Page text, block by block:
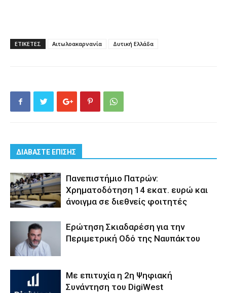
ΕΤΙΚΕΤΕΣ Αιτωλοακαρνανία Δυτική Ελλάδα
ΔΙΑΒΑΣΤΕ ΕΠΙΣΗΣ
Πανεπιστήμιο Πατρών:
Χρηματοδότηση 14 εκατ. ευρώ και
άνοιγμα σε διεθνείς φοιτητές
Eρώτηση Σκιαδαρέση για την
Περιμετρική Οδό της Ναυπάκτου
Με επιτυχία η 2η Ψηφιακή
Συνάντηση του DigiWest